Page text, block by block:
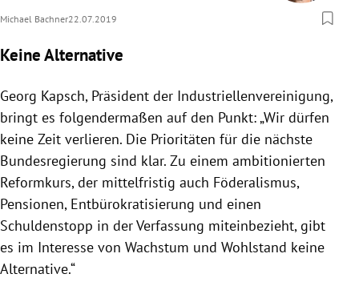
Michael Bachner22.07.2019
Keine Alternative
Georg Kapsch, Präsident der Industriellenvereinigung,
bringt es folgendermaßen auf den Punkt: „Wir dürfen
keine Zeit verlieren. Die Prioritäten für die nächste
Bundesregierung sind klar. Zu einem ambitionierten
Reformkurs, der mittelfristig auch Föderalismus,
Pensionen, Entbürokratisierung und einen
Schuldenstopp in der Verfassung miteinbezieht, gibt
es im Interesse von Wachstum und Wohlstand keine
Alternative.“